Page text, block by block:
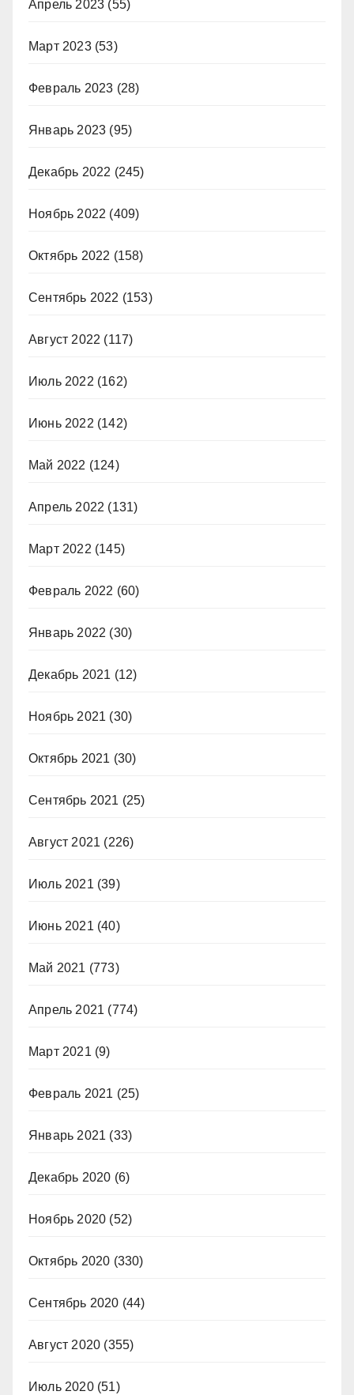
Апрель 2023 (55)
Март 2023(53)
Февраль 2023 (28)
Январь 2023 (95)
Декабрь 2022 (245)
Ноябрь 2022 (409)
Октябрь 2022 (158)
Сентябрь 2022 (153)
Август 2022 (117)
Июль 2022 (162)
Июнь 2022 (142)
Май 2022 (124)
Апрель 2022 (131)
Март 2022 (145)
Февраль 2022 (60)
Январь 2022 (30)
Декабрь 2021 (12)
Ноябрь 2021 (30)
Октябрь 2021 (30)
Сентябрь 2021 (25)
Август 2021 (226)
Июль 2021 (39)
Июнь 2021 (40)
Май 2021 (773)
Апрель 2021 (774)
Март 2021 (9)
Февраль 2021 (25)
Январь 2021 (33)
Декабрь 2020 (6)
Ноябрь 2020 (52)
Октябрь 2020 (330)
Сентябрь 2020 (44)
Август 2020 (355)
Июль 2020(51)